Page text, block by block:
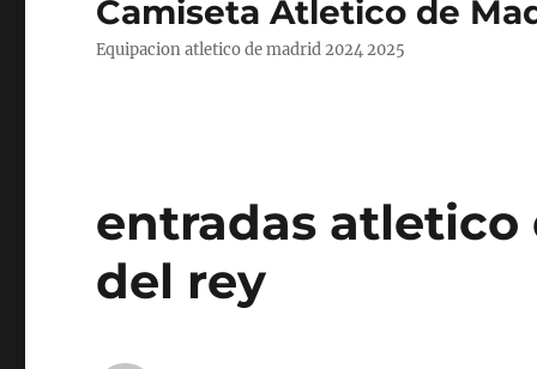
Camiseta Atletico de
Equipacion atletico de madrid 2024 2025
entradas atletico
del rey